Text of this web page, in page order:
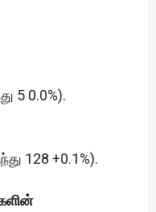
5 0.0%).
128 +0.1%).